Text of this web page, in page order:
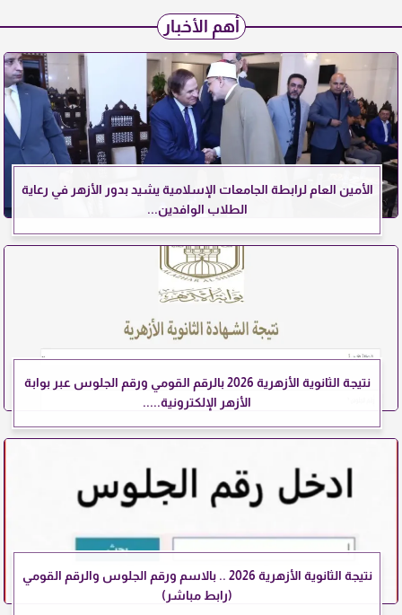
أهم الأخبار
الأمين العام لرابطة الجامعات الإسلامية يشيد بدور الأزهر في رعاية
الطلاب الوافدين...
نتيجة الثانوية الأزهرية 2026 بالرقم القومي ورقم الجلوس عبر بوابة
الأزهر الإلكترونية.....
نتيجة الثانوية الأزهرية 2026 .. بالاسم ورقم الجلوس والرقم القومي
(رابط مباشر)